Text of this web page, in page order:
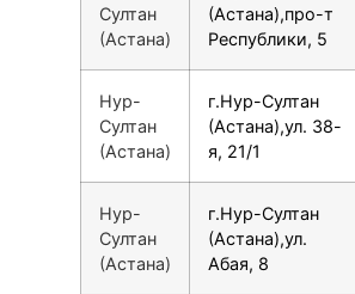
Султан
(Астана)
(Астана),про-т
Республики, 5
Нур-
Султан
(Астана)
г.Нур-Султан
(Астана),ул. 38-
я, 21/1
Нур-
Султан
(Астана)
г.Нур-Султан
(Астана),ул.
Абая, 8